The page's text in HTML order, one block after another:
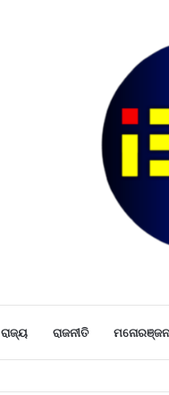
ରାଜ୍ୟ ରାଜନୀତି ମନୋରଞ୍ଜନ